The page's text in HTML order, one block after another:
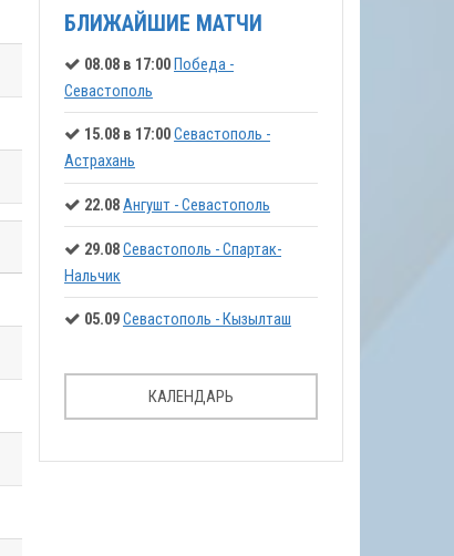
БЛИЖАЙШИЕ МАТЧИ
08.08 в 17:00Победа -
Севастополь
15.08 в 17:00Севастополь -
Астрахань
22.08Ангушт - Севастополь
29.08Севастополь - Спартак-
Нальчик
05.09Севастополь - Кызылташ
КАЛЕНДАРЬ